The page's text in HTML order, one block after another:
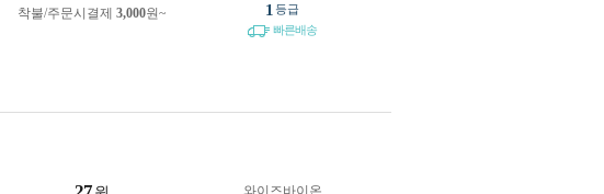
착불/주문시결제 3,000원~ 1 등급
빠른배송
와이즈바이온